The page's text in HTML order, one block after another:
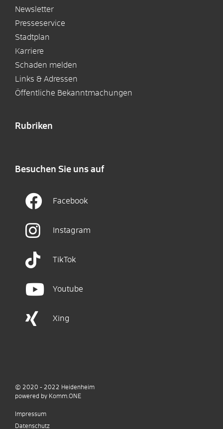
Newsletter
Presseservice
Stadtplan
Karriere
Schaden melden
Links & Adressen
Öffentliche Bekanntmachungen
Rubriken
Besuchen Sie uns auf
Facebook
Instagram
TikTok
Youtube
Xing
© 2020 - 2022 Heidenheim
powered by Komm.ONE
Impressum
Datenschutz